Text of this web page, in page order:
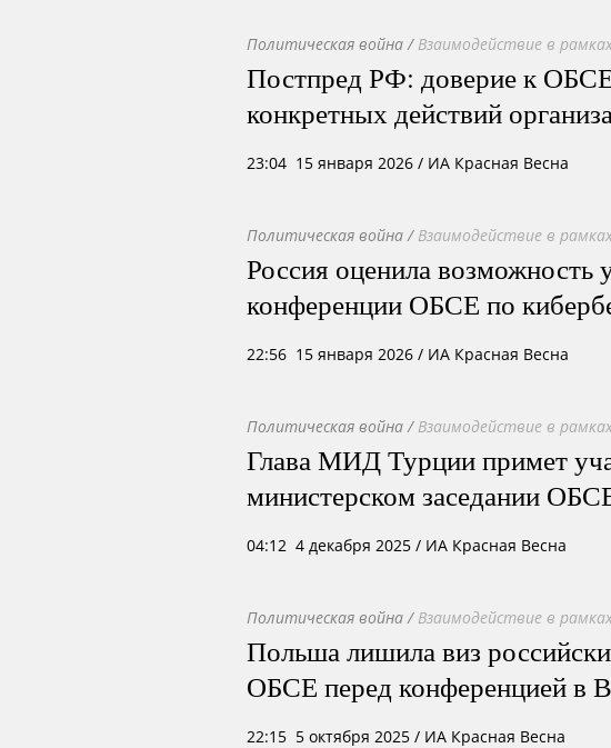
Политическая война / Взаимодействие в
Постпред РФ: доверие к ОБСЕ
конкретных действий
23:04 15 января 2026 / ИА Красная Весна
Политическая война / Взаимодействие в
Россия оценила возможность
конференции ОБСЕ по
22:56 15 января 2026 / ИА Красная Весна
Политическая война / Взаимодействие в
Глава МИД Турции примет
министерском заседании
04:12 4 декабря 2025 / ИА Красная Весна
Политическая война / Взаимодействие в
Польша лишила виз
ОБСЕ перед конференцией в
22:15 5 октября 2025 / ИА Красная Весна